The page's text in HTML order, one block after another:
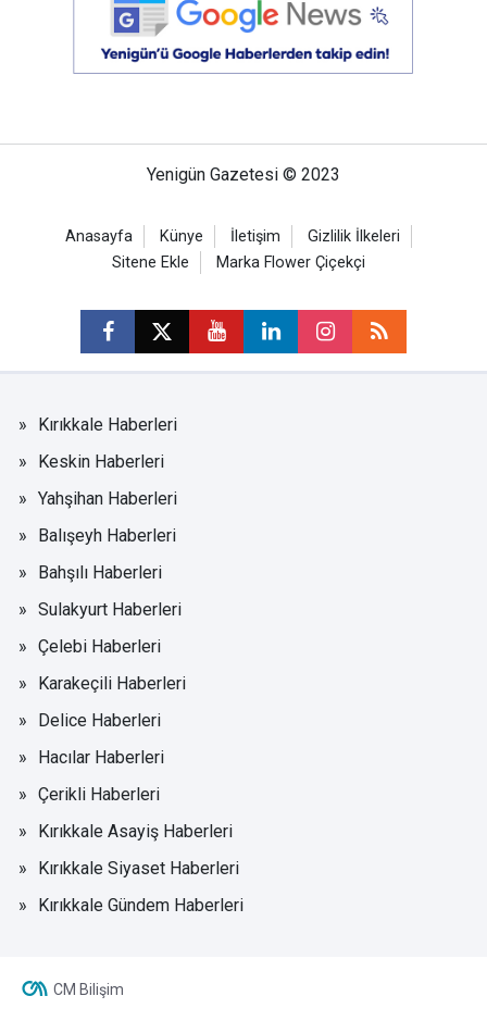
Yenigün Gazetesi © 2023
Anasayfa Künye İletişim
Gizlilik İlkeleri
Sitene Ekle
Marka Flower Çiçekçi
Kırıkkale Haberleri
Keskin Haberleri
Yahşihan Haberleri
Balışeyh Haberleri
Bahşılı Haberleri
Sulakyurt Haberleri
Çelebi Haberleri
Karakeçili Haberleri
Delice Haberleri
Hacılar Haberleri
Çerikli Haberleri
Kırıkkale Asayiş Haberleri
Kırıkkale Siyaset Haberleri
Kırıkkale Gündem Haberleri
CM Bilişim